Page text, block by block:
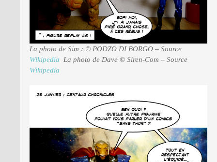
La photo de Sim : © PODZO DI BORGO – Source
Wikipedia
La photo de Dave © Siren-Com – Source
Wikipedia